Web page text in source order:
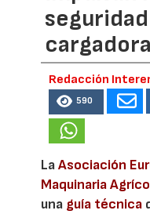
Redacción
590
LaAsociación
Maquinaria
una guía técnica